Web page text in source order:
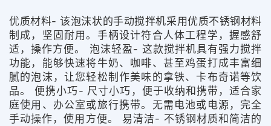
优质材料- 该泡沫状的手动搅拌机采用优质不锈钢材料
制成，坚固耐用。手柄设计符合人体工程学，握感舒
适，操作方便。 泡沫轻盈- 这款搅拌机具有强力搅拌
功能，能够快速将牛奶、咖啡、甚至鸡蛋打成丰富细
腻的泡沫，让您轻松制作美味的拿铁、卡布奇诺等饮
品。 便携小巧- 尺寸小巧，便于收纳和携带，适合家
庭使用、办公室或旅行携带。无需电池或电源，完全
手动操作，使用方便。 易清洁- 不锈钢材质和简洁的